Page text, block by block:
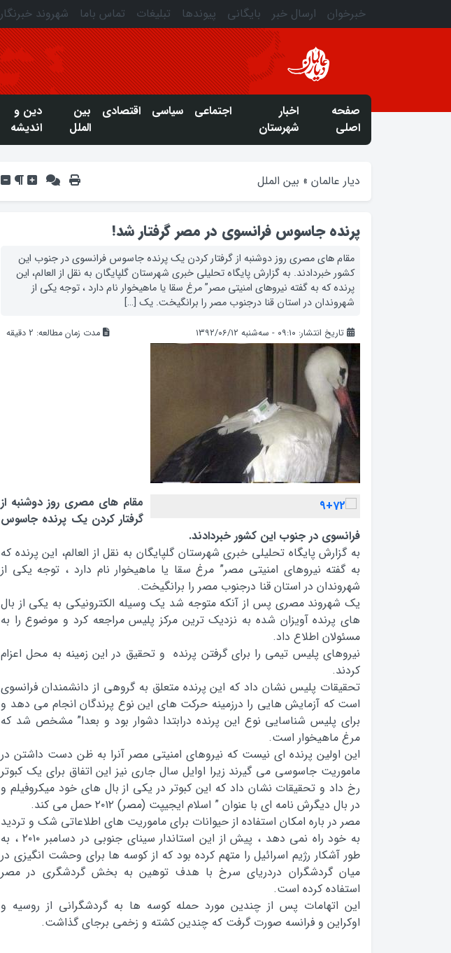
خبرخوان ارسال خبر بایگانی پیوندها تبلیغات تماس باما شهروند خبرنگار
صفحه
اصلی
اخبار
شهرستان
اجتماعی سیاسی اقتصادی
بین
الملل
دین و
اندیشه
دیار عالمان » بین الملل
پرنده جاسوس فرانسوی در مصر گرفتار شد!
مقام های مصری روز دوشنبه از گرفتار کردن یک پرنده جاسوس فرانسوی در جنوب این
کشور خبردادند. به گزارش پایگاه تحلیلی خبری شهرستان گلپایگان به نقل از العالم، این
پرنده که به گفته نیروهای امنیتی مصر” مرغ سقا یا ماهیخوار نام دارد ، توجه یکی از
شهروندان در استان قنا درجنوب مصر را برانگیخت. یک […]
تاریخ انتشار: ۰۹:۱۰ - سه‌شنبه ۱۳۹۲/۰۶/۱۲ مدت زمان مطالعه: 2 دقیقه
مقام های مصری روز دوشنبه از
گرفتار کردن یک پرنده جاسوس
فرانسوی در جنوب این کشور خبردادند.
به گزارش پایگاه تحلیلی خبری شهرستان گلپایگان به نقل از العالم، این پرنده که
به گفته نیروهای امنیتی مصر” مرغ سقا یا ماهیخوار نام دارد ، توجه یکی از
شهروندان در استان قنا درجنوب مصر را برانگیخت.
یک شهروند مصری پس از آنکه متوجه شد یک وسیله الکترونیکی به یکی از بال
های پرنده آویزان شده به نزدیک ترین مرکز پلیس مراجعه کرد و موضوع را به
مسئولان اطلاع داد.
نیروهای پلیس تیمی را برای گرفتن پرنده و تحقیق در این زمینه به محل اعزام
کردند.
تحقیقات پلیس نشان داد که این پرنده متعلق به گروهی از دانشمندان فرانسوی
است که آزمایش هایی را درزمینه حرکت های این نوع پرندگان انجام می دهد و
برای پلیس شناسایی نوع این پرنده درابتدا دشوار بود و بعدا” مشخص شد که
مرغ ماهیخوار است.
این اولین پرنده ای نیست که نیروهای امنیتی مصر آنرا به ظن دست داشتن در
ماموریت جاسوسی می گیرند زیرا اوایل سال جاری نیز این اتفاق برای یک کبوتر
رخ داد و تحقیقات نشان داد که این کبوتر در یکی از بال های خود میکروفیلم و
در بال دیگرش نامه ای با عنوان ” اسلام ایجیپت (مصر) ۲۰۱۲ حمل می کند.
مصر در باره امکان استفاده از حیوانات برای ماموریت های اطلاعاتی شک و تردید
به خود راه نمی دهد ، پیش از این استاندار سینای جنوبی در دسامبر ۲۰۱۰ ، به
طور آشکار رژیم اسرائیل را متهم کرده بود که از کوسه ها برای وحشت انگیزی در
میان گردشگران دردریای سرخ با هدف توهین به بخش گردشگری در مصر
استفاده کرده است.
این اتهامات پس از چندین مورد حمله کوسه ها به گردشگرانی از روسیه و
اوکراین و فرانسه صورت گرفت که چندین کشته و زخمی برجای گذاشت.